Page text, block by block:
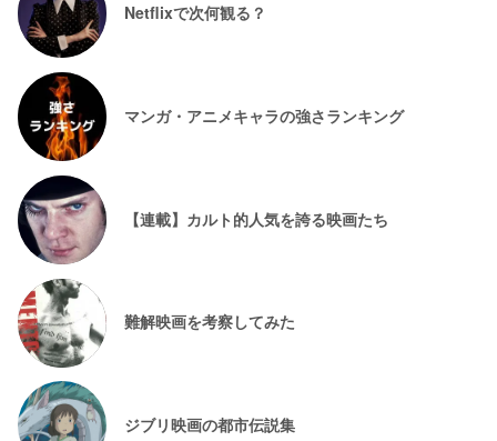
Netflixで次何観る？
マンガ・アニメキャラの強さランキング
【連載】カルト的人気を誇る映画たち
難解映画を考察してみた
ジブリ映画の都市伝説集